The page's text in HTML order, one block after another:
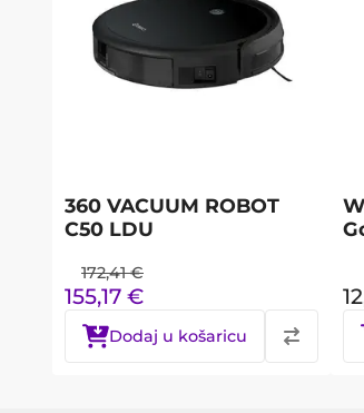
360 VACUUM ROBOT
C50 LDU
172,41 €
155,17 €
Dodaj u košaricu